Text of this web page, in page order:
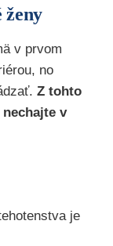
ženy
v prvom
no
Z tohto
v
je